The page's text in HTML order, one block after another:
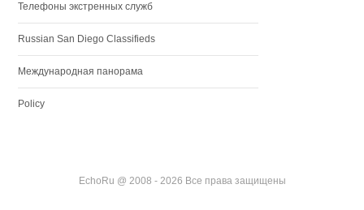
Телефоны экстренных служб
Russian San Diego Classifieds
Международная панорама
Policy
EchoRu @ 2008 - 2026 Все права защищены